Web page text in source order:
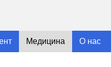
Медицина О нас